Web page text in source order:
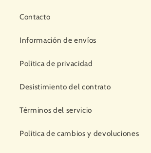
Contacto
Información de envíos
Política de privacidad
Desistimiento del contrato
Términos del servicio
Política de cambios y devoluciones